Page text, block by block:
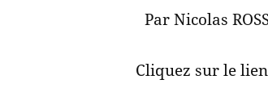
Par Nicolas
Cliquez sur le